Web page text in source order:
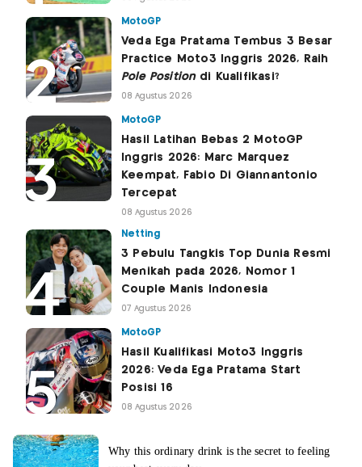
MotoGP
Veda Ega Pratama Tembus 3 Besar
Practice Moto3 Inggris 2026, Raih
Pole Positiondi Kualifikasi?
08 Agustus 2026
MotoGP
Hasil Latihan Bebas 2 MotoGP
Inggris 2026: Marc Marquez
Keempat, Fabio Di Giannantonio
Tercepat
08 Agustus 2026
Netting
3 Pebulu Tangkis Top Dunia Resmi
Menikah pada 2026, Nomor 1
Couple Manis Indonesia
07 Agustus 2026
MotoGP
Hasil Kualifikasi Moto3 Inggris
2026: Veda Ega Pratama Start
Posisi 16
08 Agustus 2026